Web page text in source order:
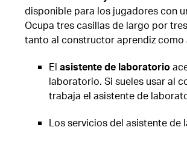
disponible para los jugadores con
Ocupa tres casillas de largo por
tanto al constructor aprendiz
El asistente de laboratorio
laboratorio. Si sueles usar al
trabaja el asistente de
Los servicios del asistente